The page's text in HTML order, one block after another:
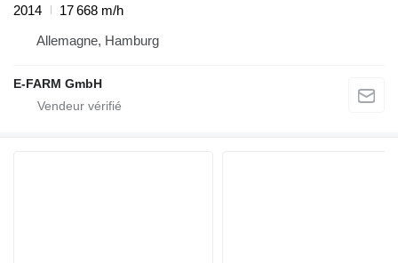
2014
17 668 m/h
Allemagne, Hamburg
E-FARM GmbH